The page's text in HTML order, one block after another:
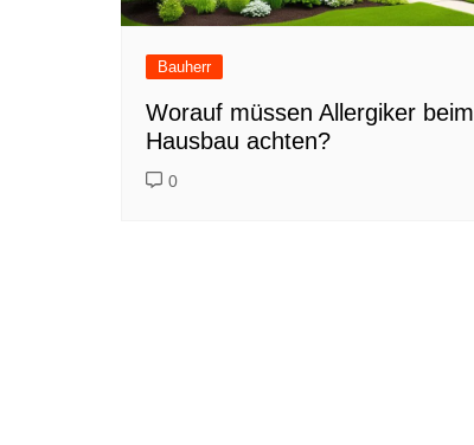
Bauherr
Worauf müssen Allergiker beim
Hausbau achten?
0